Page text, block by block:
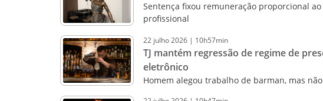
Sentença fixou remuneração proporcional
profissional
22 julho2026 | 10h57min
TJ mantém regressão de regime de
eletrônico
Homem alegou trabalho de barman, mas